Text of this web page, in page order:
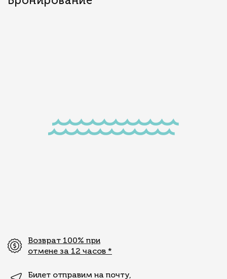
Возврат 100% при
отмене за 12 часов *
Билет отправим на почту,